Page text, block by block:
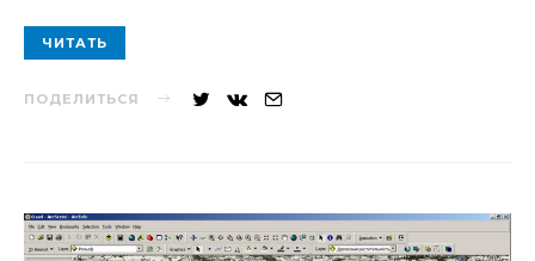
ЧИТАТЬ
ПОДЕЛИТЬСЯ